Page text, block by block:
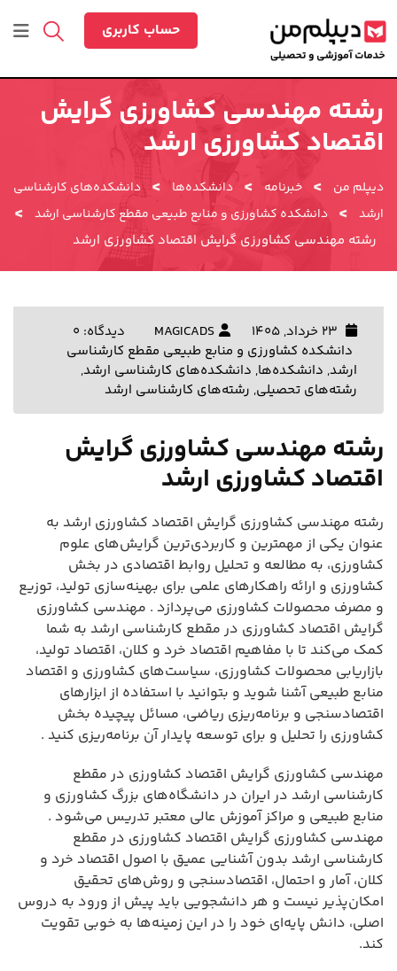
به
محتوا
حساب کاربری
رشته مهندسی کشاورزی گرایش
اقتصاد کشاورزی ارشد
دیپلم من > خبرنامه > دانشکده‌ها > دانشکده‌های کارشناسی
ارشد > دانشکده کشاورزی و منابع طبیعی مقطع کارشناسی ارشد >
رشته مهندسی کشاورزی گرایش اقتصاد کشاورزی ارشد
MAGICADS
دیدگاه: 0
دانشکده کشاورزی و منابع طبیعی مقطع کارشناسی
ارشد, دانشکده‌ها, دانشکده‌های کارشناسی ارشد,
رشته‌های تحصیلی, رشته‌های کارشناسی ارشد
رشته مهندسی کشاورزی گرایش
اقتصاد کشاورزی ارشد
رشته مهندسی کشاورزی گرایش اقتصاد کشاورزی ارشد به
عنوان یکی از مهمترین و کاربردی‌ترین گرایش‌های علوم
کشاورزی، به مطالعه و تحلیل روابط اقتصادی در بخش
کشاورزی و ارائه راهکارهای علمی برای بهینه‌سازی تولید، توزیع
و مصرف محصولات کشاورزی می‌پردازد . مهندسی کشاورزی
گرایش اقتصاد کشاورزی در مقطع کارشناسی ارشد به شما
کمک می‌کند تا با مفاهیم اقتصاد خرد و کلان، اقتصاد تولید،
بازاریابی محصولات کشاورزی، سیاست‌های کشاورزی و اقتصاد
منابع طبیعی آشنا شوید و بتوانید با استفاده از ابزارهای
اقتصادسنجی و برنامه‌ریزی ریاضی، مسائل پیچیده بخش
کشاورزی را تحلیل و برای توسعه پایدار آن برنامه‌ریزی کنید .
مهندسی کشاورزی گرایش اقتصاد کشاورزی در مقطع
کارشناسی ارشد در ایران در دانشگاه‌های بزرگ کشاورزی و
منابع طبیعی و مراکز آموزش عالی معتبر تدریس می‌شود .
مهندسی کشاورزی گرایش اقتصاد کشاورزی در مقطع
کارشناسی ارشد بدون آشنایی عمیق با اصول اقتصاد خرد و
کلان، آمار و احتمال، اقتصادسنجی و روش‌های تحقیق
امکان‌پذیر نیست و هر دانشجویی باید پیش از ورود به دروس
اصلی، دانش پایه‌ای خود را در این زمینه‌ها به خوبی تقویت
کند.